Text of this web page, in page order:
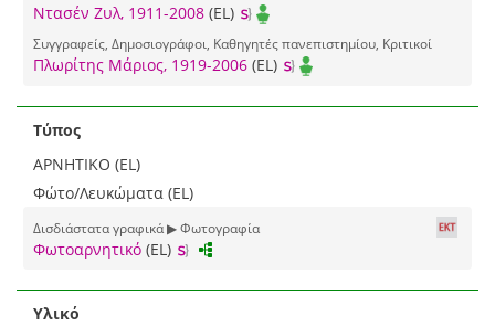
Ντασέν Ζυλ, 1911-2008 (EL)
Συγγραφείς, Δημοσιογράφοι, Καθηγητές πανεπιστημίου, Κριτικοί
Πλωρίτης Μάριος, 1919-2006 (EL)
Τύπος
ΑΡΝΗΤΙΚΟ (EL)
Φώτο/Λευκώματα (EL)
Δισδιάστατα γραφικά ▶ Φωτογραφία
Φωτοαρνητικό (EL)
Υλικό